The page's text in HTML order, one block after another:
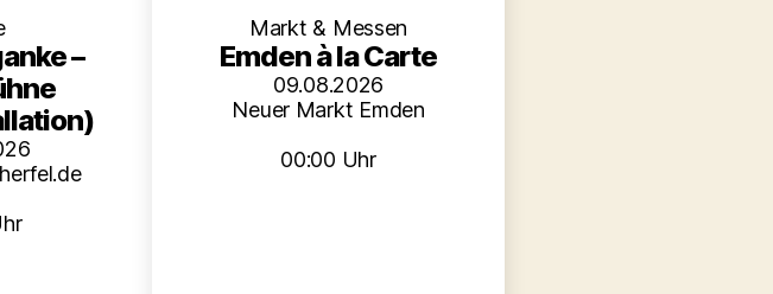
–
Markt & Messen
Emden à la Carte
09.08.2026
Neuer Markt Emden
00:00 Uhr